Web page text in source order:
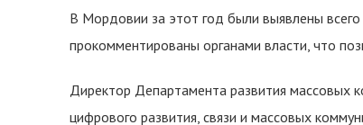
В Мордовии за этот год были выявлены
прокомментированы органами власти, что
Директор Департамента развития массовых
цифрового развития, связи и массовых